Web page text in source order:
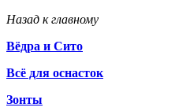
Назад к главному
Вёдра и Сито
Всё для оснасток
Зонты